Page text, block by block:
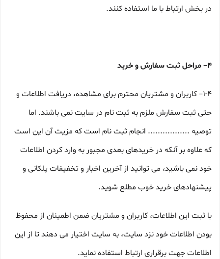
در بخش ارتباط با ما استفاده کنند.
۴– مراحل ثبت سفارش و خرید
1-۴– کاربران و مشتریان محترم برای مشاهده، دریافت اطلاعات و
حتی ثبت سفارش ملزم به ثبت نام در سایت نمی باشند. اما
توصیه ................. انجام ثبت نام است که مزیت آن این است
که علاوه بر آنکه در خریدهای بعدی مجبور به وارد کردن اطلاعات
خود نمی باشید، می توانید از آخرین اخبار و تخفیفات پلکانی و
پیشنهادهای خرید خوب مطلع شوید.
با ثبت این اطلاعات، کاربران و مشتریان ضمن اطمینان از محفوظ
بودن اطلاعات خود نزد سایت، به سایت اختیار می دهند تا از این
اطلاعات جهت برقراری ارتباط استفاده نماید.